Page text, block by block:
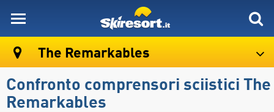
The Remarkables
Confronto comprensori sciistici The
Remarkables